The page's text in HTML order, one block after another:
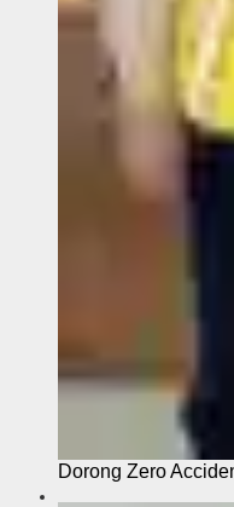
Dorong Zero